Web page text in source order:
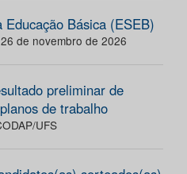
Básica (ESEB)
de novembro de 2026
preliminar de
de trabalho
UFS